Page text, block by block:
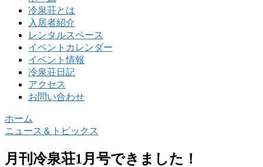
冷泉荘とは
入居者紹介
レンタルスペース
イベントカレンダー
イベント情報
冷泉荘日記
アクセス
お問い合わせ
ホーム
ニュース＆トピックス
月刊冷泉荘1月号できました！